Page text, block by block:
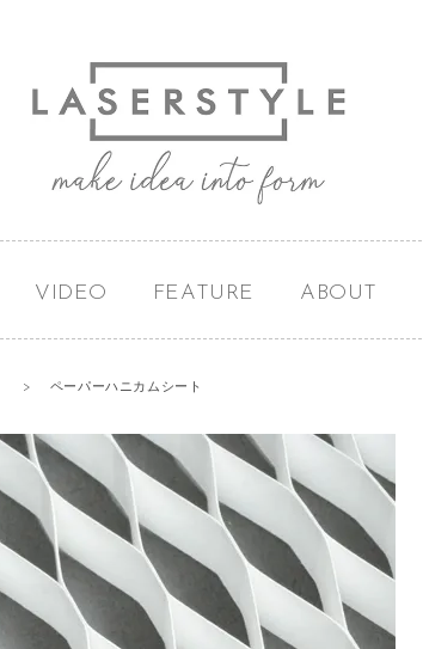
VIDEO FEATURE ABOUT
> ペーパーハニカムシート